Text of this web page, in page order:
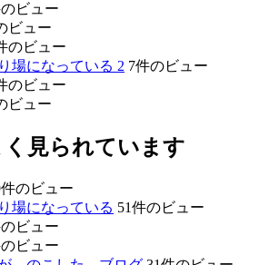
ビュー
ビュー
のビュー
場になっている 2 7件のビュー
のビュー
ビュー
見られています
のビュー
場になっている 51件のビュー
ビュー
ビュー